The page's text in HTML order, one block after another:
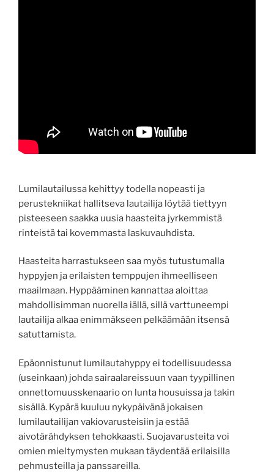
Lumilautailussa kehittyy todella nopeasti ja
perustekniikat hallitseva lautailija löytää tiettyyn
pisteeseen saakka uusia haasteita jyrkemmistä
rinteistä tai kovemmasta laskuvauhdista.
Haasteita harrastukseen saa myös tutustumalla
hyppyjen ja erilaisten temppujen ihmeelliseen
maailmaan. Hyppääminen kannattaa aloittaa
mahdollisimman nuorella iällä, sillä varttuneempi
lautailija alkaa enimmäkseen pelkäämään itsensä
satuttamista.
Epäonnistunut lumilautahyppy ei todellisuudessa
(useinkaan) johda sairaalareissuun vaan tyypillinen
onnettomuusskenaario on lunta housuissa ja takin
sisällä. Kypärä kuuluu nykypäivänä jokaisen
lumilautailijan vakiovarusteisiin ja estää
aivotärähdyksen tehokkaasti. Suojavarusteita voi
omien mieltymysten mukaan täydentää erilaisilla
pehmusteilla ja panssareilla.